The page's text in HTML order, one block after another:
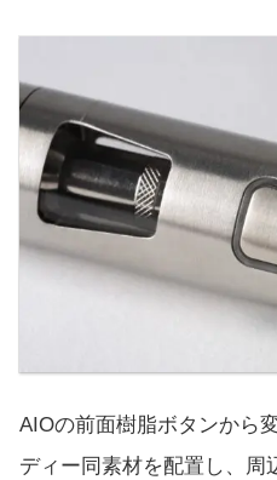
AIOの前面樹脂ボタンから
ディー同素材を配置し、周